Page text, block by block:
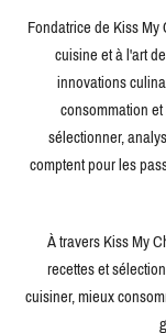
Fondatrice de Kiss
cuisine et à l'art
innovations
consommation
sélectionner,
comptent pour les
À travers Kiss My
recettes et
cuisiner, mieux